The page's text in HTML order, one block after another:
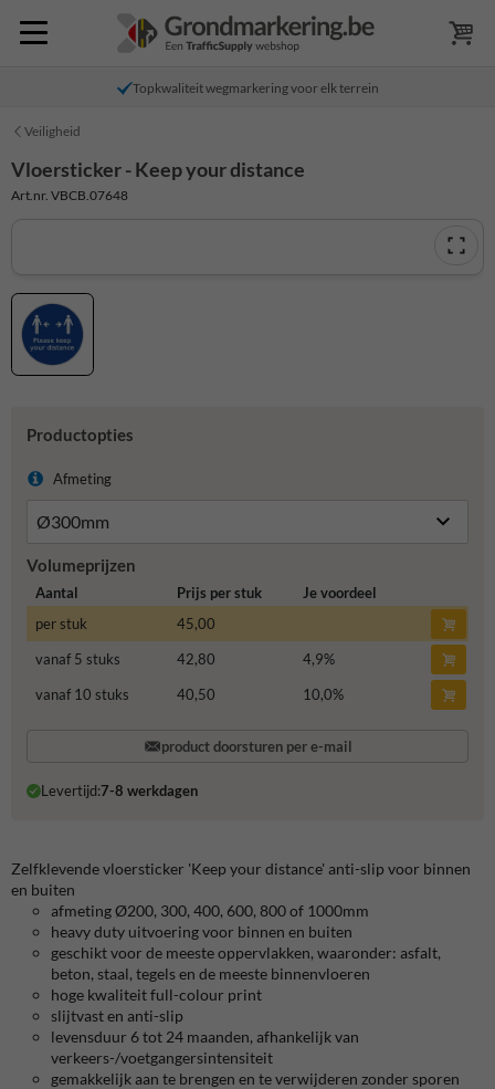
Topkwaliteit wegmarkering voor elk terrein
Veiligheid
Vloersticker - Keep your distance
Art.nr. VBCB.07648
Productopties
Afmeting
Volumeprijzen
Aantal Prijs per stuk
Je voordeel
per stuk
45,00
vanaf 5 stuks
42,80 4,9%
vanaf 10 stuks
40,50 10,0%
product doorsturen per e-mail
Levertijd:7-8 werkdagen
Zelfklevende vloersticker 'Keep your distance' anti-slip voor binnen
en buiten
afmeting Ø200, 300, 400, 600, 800 of 1000mm
heavy duty uitvoering voor binnen en buiten
geschikt voor de meeste oppervlakken, waaronder: asfalt,
beton, staal, tegels en de meeste binnenvloeren
hoge kwaliteit full-colour print
slijtvast en anti-slip
levensduur 6 tot 24 maanden, afhankelijk van
verkeers-/voetgangersintensiteit
gemakkelijk aan te brengen en te verwijderen zonder sporen